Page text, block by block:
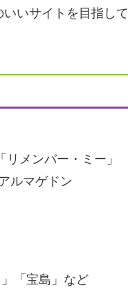
いサイトを目指して
メンバー・ミー」
ルマゲドン
「宝島」など